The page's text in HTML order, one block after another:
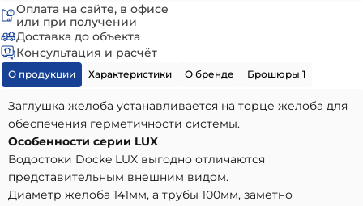
Оплата на сайте, в офисе
или при получении
Доставка до объекта
Консультация и расчёт
О продукции Характеристики О бренде Брошюры 1
Заглушка желоба устанавливается на торце желоба для
обеспечения герметичности системы.
Особенности серии LUX
Водостоки Docke LUX выгодно отличаются
представительным внешним видом.
Диаметр желоба 141мм, а трубы 100мм, заметно